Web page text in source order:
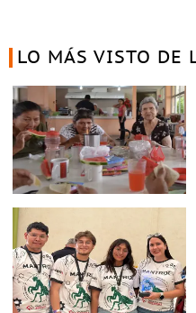
LO MÁS VISTO DE